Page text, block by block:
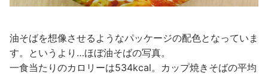
油そばを想像させるようなパッケージの配色となっていま
す。というより…ほぼ油そばの写真。
一食当たりのカロリーは534kcal。カップ焼きそばの平均